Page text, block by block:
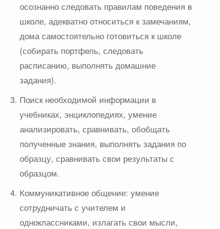
осознанно следовать правилам поведения в
школе, адекватно относиться к замечаниям,
дома самостоятельно готовиться к школе
(собирать портфель, следовать
расписанию, выполнять домашние
задания).
Поиск необходимой информации в
учебниках, энциклопедиях, умение
анализировать, сравнивать, обобщать
полученные знания, выполнять задания по
образцу, сравнивать свои результаты с
образцом.
Коммуникативное общение: умение
сотрудничать с учителем и
одноклассниками, излагать свои мысли,